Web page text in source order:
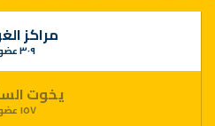
مراكز
٣٠٩ عضو
يخوت
١٥٧ عضو